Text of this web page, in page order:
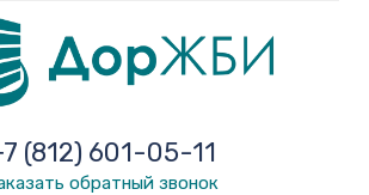
(812) 601-05-11
обратный звонок